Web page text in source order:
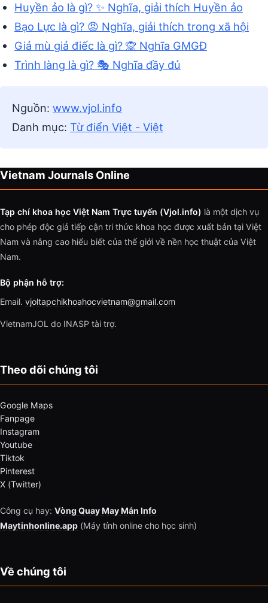
Huyền ảo là gì? ✨ Nghĩa, giải thích Huyền ảo
Bạo Lực là gì? 😡 Nghĩa, giải thích trong xã hội
Giả mù giả điếc là gì? 🙊 Nghĩa GMGĐ
Trình làng là gì? 🎭 Nghĩa đầy đủ
Nguồn: www.vjol.info
Danh mục: Từ điển Việt - Việt
Vietnam Journals Online
Tạp chí khoa học Việt Nam Trực tuyến (Vjol.info) là một dịch vụ
cho phép độc giả tiếp cận tri thức khoa học được xuất bản tại Việt
Nam và nâng cao hiểu biết của thế giới về nền học thuật của Việt
Nam.
Bộ phận hỗ trợ:
Email. vjoltapchikhoahocvietnam@gmail.com
VietnamJOL do INASP tài trợ.
Theo dõi chúng tôi
Google Maps
Fanpage
Instagram
Youtube
Tiktok
Pinterest
X (Twitter)
Công cụ hay: Vòng Quay May Mắn Info
Maytinhonline.app (Máy tính online cho học sinh)
Về chúng tôi